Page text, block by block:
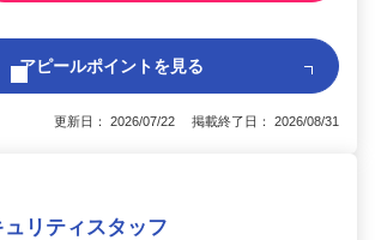
アピールポイントを見る
更新日： 2026/07/22 掲載終了日： 2026/08/31
リティスタッフ